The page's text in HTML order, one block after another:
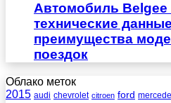
Автомобиль Belgee
технические
преимущества
поездок
Облако меток
2015 audi chevrolet citroen ford